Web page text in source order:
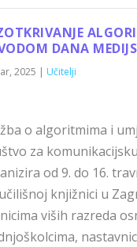
DANA
2025 | Učitelji
o algoritmima i
za
od 9. do 16.
knjižnici u
viših razreda